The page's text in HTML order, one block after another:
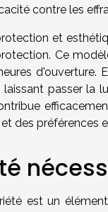
contre les
et
Ce
d'ouverture.
passer la
des préférences
est un